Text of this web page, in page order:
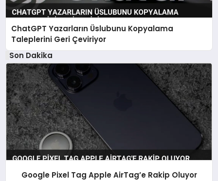
ChatGPT Yazarların Üslubunu Kopyalama
Taleplerini Geri Çeviriyor
Son Dakika
Google Pixel Tag Apple AirTag’e Rakip Oluyor